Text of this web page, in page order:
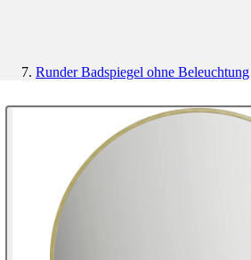
Runder Badspiegel ohne Beleuchtung